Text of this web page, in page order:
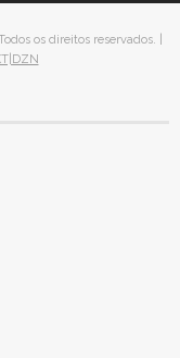
os direitos reservados. |